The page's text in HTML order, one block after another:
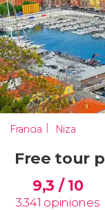
Francia Niza
Free tour
9,3 / 10
3.341 opiniones